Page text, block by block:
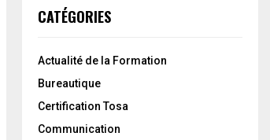
CATÉGORIES
Actualité de la Formation
Bureautique
Certification Tosa
Communication